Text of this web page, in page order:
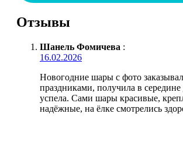
Отзывы
Шанель Фомичева :
16.02.2026
Новогодние шары с фото
праздниками, получила в середине
успела. Сами шары красивые,
надёжные, на ёлке смотрелись